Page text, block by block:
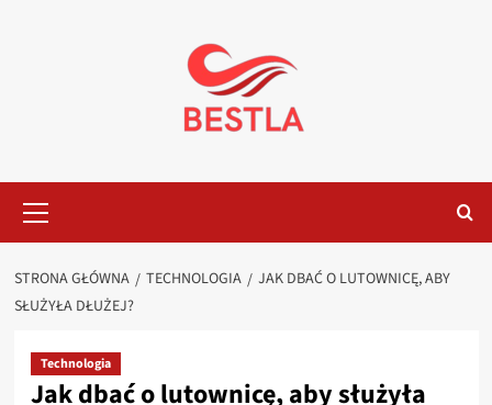
główne
STRONA GŁÓWNA TECHNOLOGIA
JAK DBAĆ O LUTOWNICĘ, ABY
SŁUŻYŁA DŁUŻEJ?
Technologia
Jak dbać o lutownicę, aby służyła